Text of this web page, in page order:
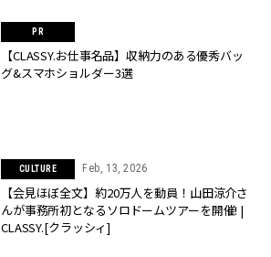
【CLASSY.お仕事名品】収納力のある優秀バッ
グ&スマホショルダー3選
CULTURE Feb, 13, 2026
【会見ほぼ全文】約20万人を動員！山田涼介さ
んが事務所初となるソロドームツアーを開催! |
CLASSY.[クラッシィ]